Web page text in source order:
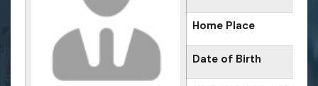
Home Place
Date of Birth